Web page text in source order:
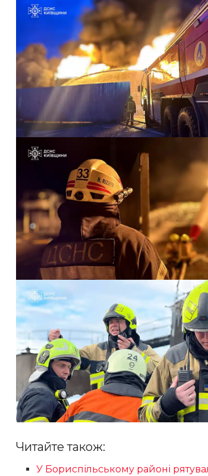
Читайте також:
У Бориспільському районі